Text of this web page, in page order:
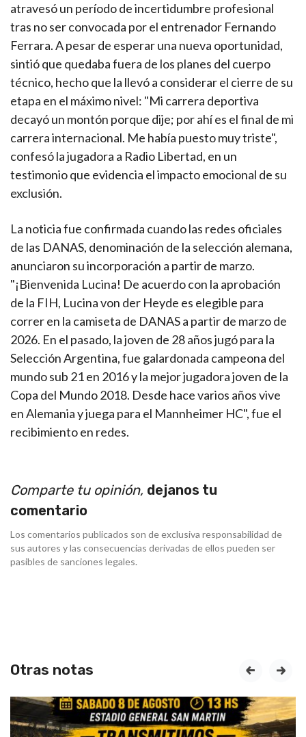
atravesó un período de incertidumbre profesional
tras no ser convocada por el entrenador Fernando
Ferrara. A pesar de esperar una nueva oportunidad,
sintió que quedaba fuera de los planes del cuerpo
técnico, hecho que la llevó a considerar el cierre de su
etapa en el máximo nivel: "Mi carrera deportiva
decayó un montón porque dije; por ahí es el final de mi
carrera internacional. Me había puesto muy triste",
confesó la jugadora a Radio Libertad, en un
testimonio que evidencia el impacto emocional de su
exclusión.
La noticia fue confirmada cuando las redes oficiales
de las DANAS, denominación de la selección alemana,
anunciaron su incorporación a partir de marzo.
"¡Bienvenida Lucina! De acuerdo con la aprobación
de la FIH, Lucina von der Heyde es elegible para
correr en la camiseta de DANAS a partir de marzo de
2026. En el pasado, la joven de 28 años jugó para la
Selección Argentina, fue galardonada campeona del
mundo sub 21 en 2016 y la mejor jugadora joven de la
Copa del Mundo 2018. Desde hace varios años vive
en Alemania y juega para el Mannheimer HC", fue el
recibimiento en redes.
Comparte tu opinión, dejanos tu
comentario
Los comentarios publicados son de exclusiva responsabilidad de
sus autores y las consecuencias derivadas de ellos pueden ser
pasibles de sanciones legales.
Otras notas prev next